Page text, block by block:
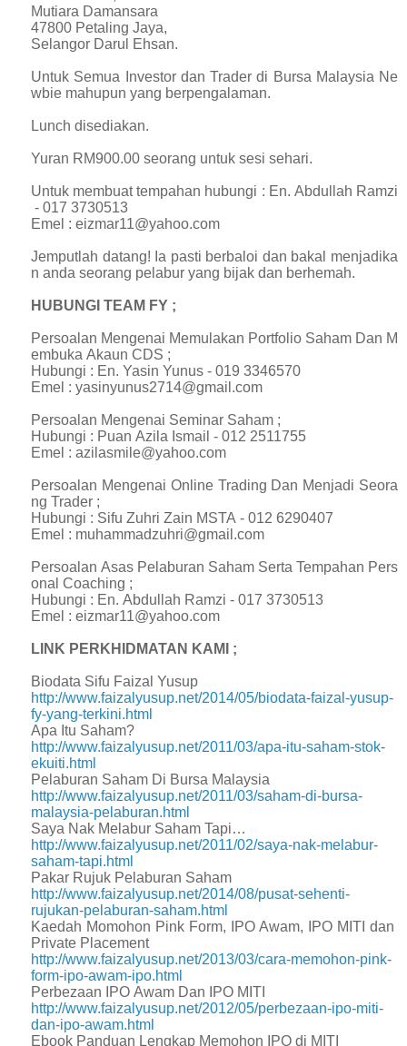
Mutiara Damansara
47800 Petaling Jaya,
Selangor Darul Ehsan.
Untuk Semua Investor dan Trader di Bursa Malaysia Ne
wbie mahupun yang berpengalaman.
Lunch disediakan.
Yuran RM900.00 seorang untuk sesi sehari.
Untuk membuat tempahan hubungi : En. Abdullah Ramzi
- 017 3730513
Emel : eizmar11@yahoo.com
Jemputlah datang! Ia pasti berbaloi dan bakal menjadika
n anda seorang pelabur yang bijak dan berhemah.
HUBUNGI TEAM FY ;
Persoalan Mengenai Memulakan Portfolio Saham Dan M
embuka Akaun CDS ;
Hubungi : En. Yasin Yunus - 019 3346570
Emel : yasinyunus2714@gmail.com
Persoalan Mengenai Seminar Saham ;
Hubungi : Puan Azila Ismail - 012 2511755
Emel : azilasmile@yahoo.com
Persoalan Mengenai Online Trading Dan Menjadi Seora
ng Trader ;
Hubungi : Sifu Zuhri Zain MSTA - 012 6290407
Emel : muhammadzuhri@gmail.com
Persoalan Asas Pelaburan Saham Serta Tempahan Pers
onal Coaching ;
Hubungi : En. Abdullah Ramzi - 017 3730513
Emel : eizmar11@yahoo.com
LINK PERKHIDMATAN KAMI ;
Biodata Sifu Faizal Yusup
http://www.faizalyusup.net/2014/05/biodata-faizal-yusup-
fy-yang-terkini.html
Apa Itu Saham?
http://www.faizalyusup.net/2011/03/apa-itu-saham-stok-
ekuiti.html
Pelaburan Saham Di Bursa Malaysia
http://www.faizalyusup.net/2011/03/saham-di-bursa-
malaysia-pelaburan.html
Saya Nak Melabur Saham Tapi…
http://www.faizalyusup.net/2011/02/saya-nak-melabur-
saham-tapi.html
Pakar Rujuk Pelaburan Saham
http://www.faizalyusup.net/2014/08/pusat-sehenti-
rujukan-pelaburan-saham.html
Kaedah Momohon Pink Form, IPO Awam, IPO MITI dan
Private Placement
http://www.faizalyusup.net/2013/03/cara-memohon-pink-
form-ipo-awam-ipo.html
Perbezaan IPO Awam Dan IPO MITI
http://www.faizalyusup.net/2012/05/perbezaan-ipo-miti-
dan-ipo-awam.html
Ebook Panduan Lengkap Memohon IPO di MITI